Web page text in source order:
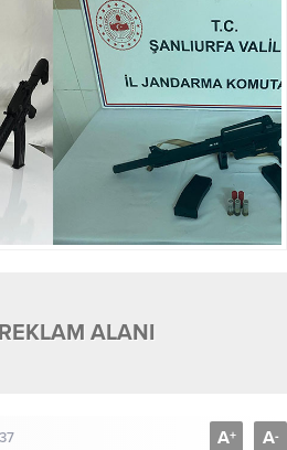
ALANI
A+ A-